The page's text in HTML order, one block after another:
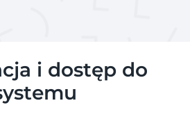
i dostęp do